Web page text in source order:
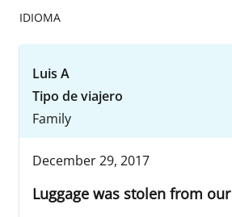
IDIOMA
Luis A
Tipo de viajero
Family
December 29, 2017
Luggage was stolen from